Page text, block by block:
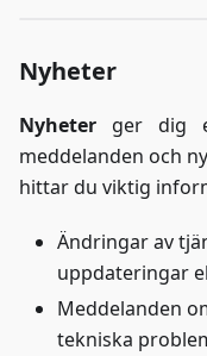
Nyheter
Nyheter ger dig
meddelanden och
hittar du viktig
Ändringar av
uppdateringar
Meddelanden
tekniska